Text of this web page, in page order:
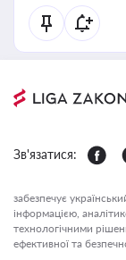
Зв'язатися:
забезпечує
інформацією,
технологічними
ефективної та